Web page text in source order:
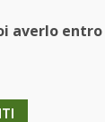
averlo